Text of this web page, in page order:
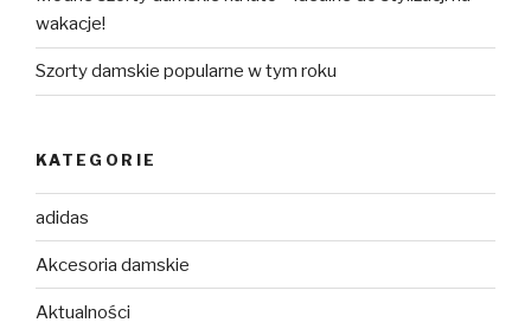
wakacje!
Szorty damskie popularne w tym roku
KATEGORIE
adidas
Akcesoria damskie
Aktualności